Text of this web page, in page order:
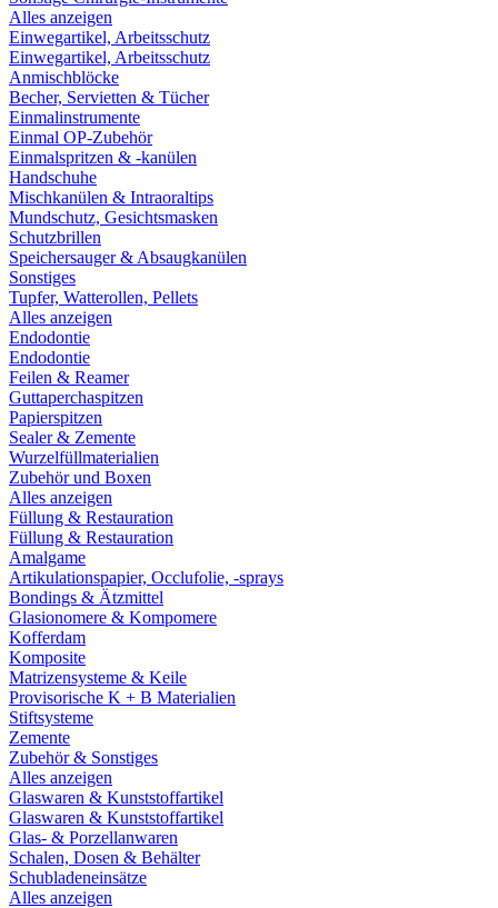
Alles anzeigen
Einwegartikel, Arbeitsschutz
Einwegartikel, Arbeitsschutz
Anmischblöcke
Becher, Servietten & Tücher
Einmalinstrumente
Einmal OP-Zubehör
Einmalspritzen & -kanülen
Handschuhe
Mischkanülen & Intraoraltips
Mundschutz, Gesichtsmasken
Schutzbrillen
Speichersauger & Absaugkanülen
Sonstiges
Tupfer, Watterollen, Pellets
Alles anzeigen
Endodontie
Endodontie
Feilen & Reamer
Guttaperchaspitzen
Papierspitzen
Sealer & Zemente
Wurzelfüllmaterialien
Zubehör und Boxen
Alles anzeigen
Füllung & Restauration
Füllung & Restauration
Amalgame
Artikulationspapier, Occlufolie, -sprays
Bondings & Ätzmittel
Glasionomere & Kompomere
Kofferdam
Komposite
Matrizensysteme & Keile
Provisorische K + B Materialien
Stiftsysteme
Zemente
Zubehör & Sonstiges
Alles anzeigen
Glaswaren & Kunststoffartikel
Glaswaren & Kunststoffartikel
Glas- & Porzellanwaren
Schalen, Dosen & Behälter
Schubladeneinsätze
Alles anzeigen